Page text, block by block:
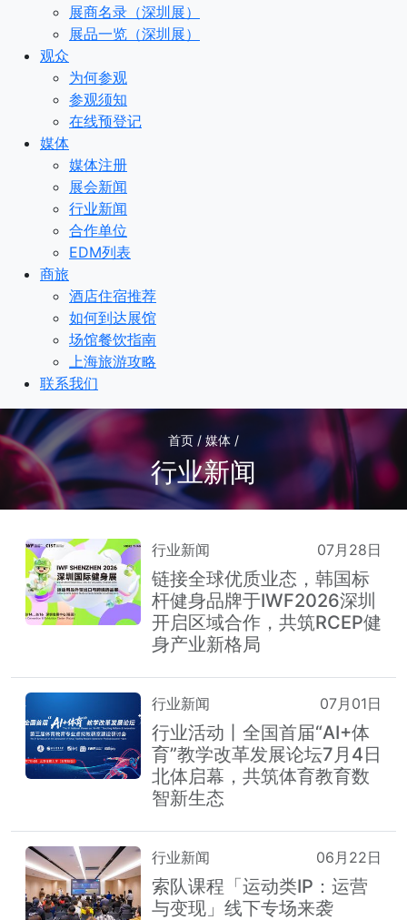
展商名录（深圳展）
展品一览（深圳展）
观众
为何参观
参观须知
在线预登记
媒体
媒体注册
展会新闻
行业新闻
合作单位
EDM列表
商旅
酒店住宿推荐
如何到达展馆
场馆餐饮指南
上海旅游攻略
联系我们
首页 / 媒体 /
行业新闻
行业新闻 07月28日
链接全球优质业态，韩国标
杆健身品牌于IWF2026深圳
开启区域合作，共筑RCEP健
身产业新格局
行业新闻 07月01日
行业活动丨全国首届“AI+体
育”教学改革发展论坛7月4日
北体启幕，共筑体育教育数
智新生态
行业新闻 06月22日
索队课程「运动类IP：运营
与变现」线下专场来袭